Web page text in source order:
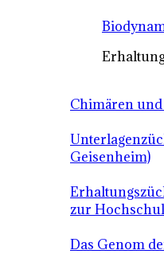
Chimären
Geisenheim)
zur
Das Genom